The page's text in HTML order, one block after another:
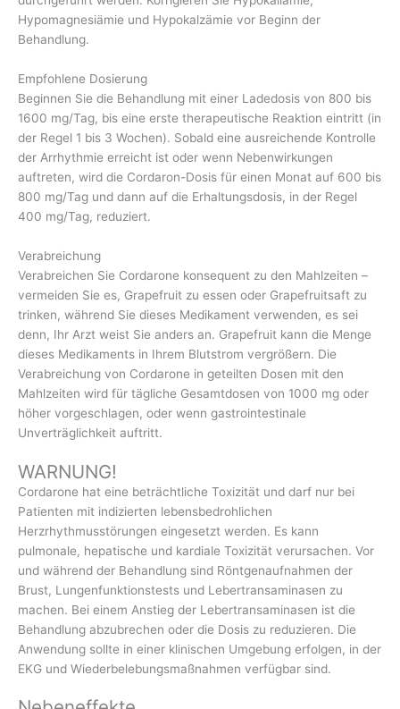
Hypomagnesiämie und Hypokalzämie vor Beginn der
Behandlung.
Empfohlene Dosierung
Beginnen Sie die Behandlung mit einer Ladedosis von 800 bis
1600 mg/Tag, bis eine erste therapeutische Reaktion eintritt (in
der Regel 1 bis 3 Wochen). Sobald eine ausreichende Kontrolle
der Arrhythmie erreicht ist oder wenn Nebenwirkungen
auftreten, wird die Cordaron-Dosis für einen Monat auf 600 bis
800 mg/Tag und dann auf die Erhaltungsdosis, in der Regel
400 mg/Tag, reduziert.
Verabreichung
Verabreichen Sie Cordarone konsequent zu den Mahlzeiten –
vermeiden Sie es, Grapefruit zu essen oder Grapefruitsaft zu
trinken, während Sie dieses Medikament verwenden, es sei
denn, Ihr Arzt weist Sie anders an. Grapefruit kann die Menge
dieses Medikaments in Ihrem Blutstrom vergrößern. Die
Verabreichung von Cordarone in geteilten Dosen mit den
Mahlzeiten wird für tägliche Gesamtdosen von 1000 mg oder
höher vorgeschlagen, oder wenn gastrointestinale
Unverträglichkeit auftritt.
WARNUNG!
Cordarone hat eine beträchtliche Toxizität und darf nur bei
Patienten mit indizierten lebensbedrohlichen
Herzrhythmusstörungen eingesetzt werden. Es kann
pulmonale, hepatische und kardiale Toxizität verursachen. Vor
und während der Behandlung sind Röntgenaufnahmen der
Brust, Lungenfunktionstests und Lebertransaminasen zu
machen. Bei einem Anstieg der Lebertransaminasen ist die
Behandlung abzubrechen oder die Dosis zu reduzieren. Die
Anwendung sollte in einer klinischen Umgebung erfolgen, in der
EKG und Wiederbelebungsmaßnahmen verfügbar sind.